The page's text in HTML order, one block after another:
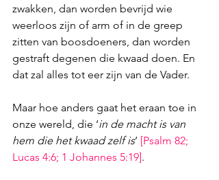
zwakken, dan worden bevrijd wie
weerloos zijn of arm of in de greep
zitten van boosdoeners, dan worden
gestraft degenen die kwaad doen. En
dat zal alles tot eer zijn van de Vader.
Maar hoe anders gaat het eraan toe in
onze wereld, die ‘in de macht is van
hem die het kwaad zelf is’ [Psalm 82;
Lucas 4:6; 1 Johannes 5:19].